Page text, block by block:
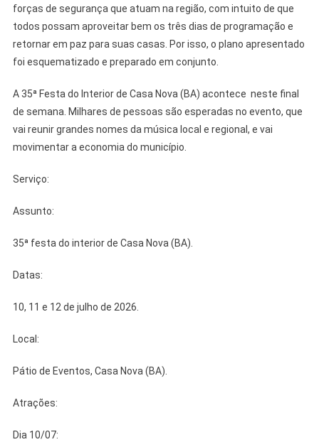
forças de segurança que atuam na região, com intuito de que
todos possam aproveitar bem os três dias de programação e
retornar em paz para suas casas. Por isso, o plano apresentado
foi esquematizado e preparado em conjunto.
A 35ª Festa do Interior de Casa Nova (BA) acontece neste final
de semana. Milhares de pessoas são esperadas no evento, que
vai reunir grandes nomes da música local e regional, e vai
movimentar a economia do município.
Serviço:
Assunto:
35ª festa do interior de Casa Nova (BA).
Datas:
10, 11 e 12 de julho de 2026.
Local:
Pátio de Eventos, Casa Nova (BA).
Atrações:
Dia 10/07: